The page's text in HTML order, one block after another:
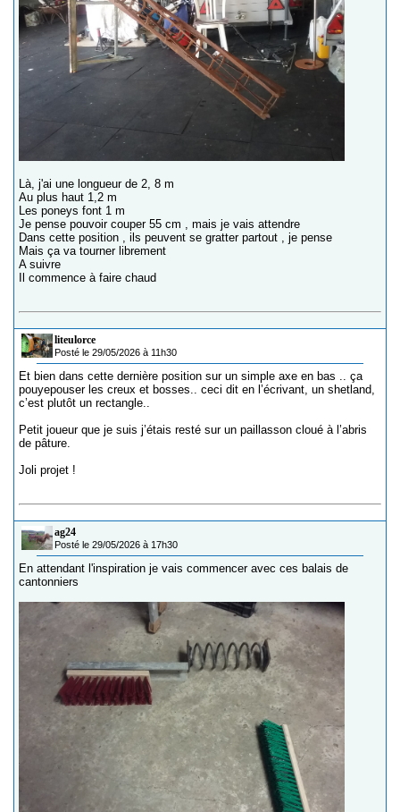
Là, j'ai une longueur de 2, 8 m
Au plus haut 1,2 m
Les poneys font 1 m
Je pense pouvoir couper 55 cm , mais je vais attendre
Dans cette position , ils peuvent se gratter partout , je pense
Mais ça va tourner librement
A suivre
Il commence à faire chaud
liteulorce
Posté le 29/05/2026 à 11h30
Et bien dans cette dernière position sur un simple axe en bas .. ça
pouyepouser les creux et bosses.. ceci dit en l’écrivant, un shetland,
c’est plutôt un rectangle..
Petit joueur que je suis j’étais resté sur un paillasson cloué à l’abris
de pâture.
Joli projet !
ag24
Posté le 29/05/2026 à 17h30
En attendant l'inspiration je vais commencer avec ces balais de
cantonniers